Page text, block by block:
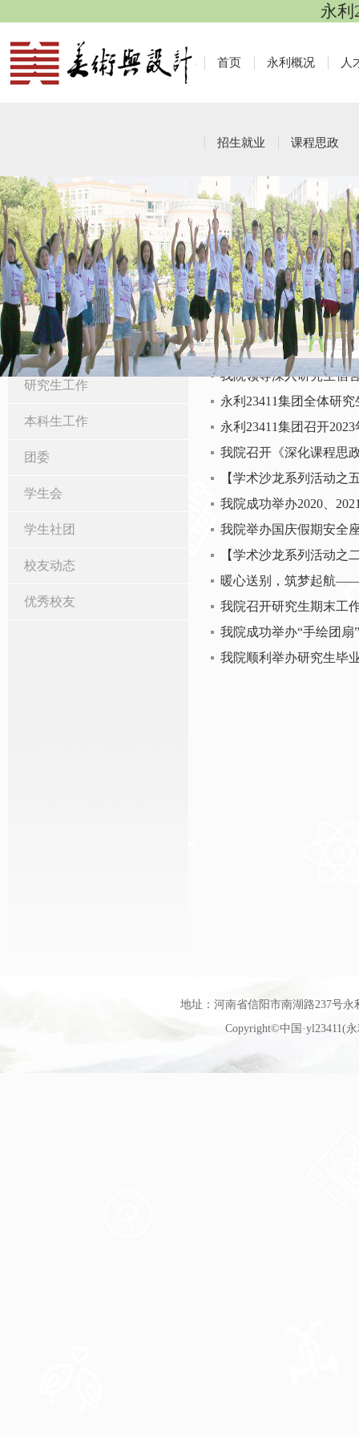
永利
首页 永利概况 人
招生就业 课程思政
栏目导航
研究生工作
本科生工作
团委
学生会
学生社团
校友动态
优秀校友
研究生工作
我院领导深入研究生宿
永利23411集团全体研
永利23411集团召开
我院召开《深化课程思
【学术沙龙系列活动之
我院成功举办2020、
我院举办国庆假期安全
【学术沙龙系列活动之
暖心送别，筑梦起航——
我院召开研究生期末工
我院成功举办“手绘团扇
我院顺利举办研究生毕
地址：河南省信阳市南湖路237号永
Copyright©中国·yl23411(